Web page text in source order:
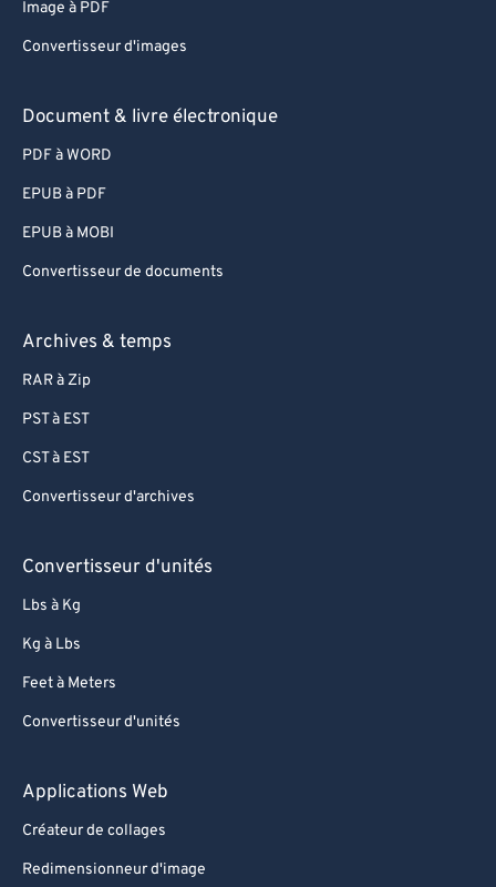
Image à PDF
Convertisseur d'images
Document & livre électronique
PDF à WORD
EPUB à PDF
EPUB à MOBI
Convertisseur de documents
Archives & temps
RAR à Zip
PST à EST
CST à EST
Convertisseur d'archives
Convertisseur d'unités
Lbs à Kg
Kg à Lbs
Feet à Meters
Convertisseur d'unités
Applications Web
Créateur de collages
Redimensionneur d'image